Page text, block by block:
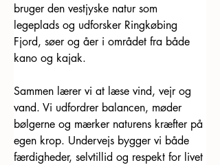
bruger den vestjyske natur som
legeplads og udforsker Ringkøbing
Fjord, søer og åer i området fra både
kano og kajak.
Sammen lærer vi at læse vind, vejr og
vand. Vi udfordrer balancen, møder
bølgerne og mærker naturens kræfter på
egen krop. Undervejs bygger vi både
færdigheder, selvtillid og respekt for livet